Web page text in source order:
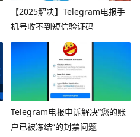
【2025解决】Telegram电报手
机号收不到短信验证码
Telegram电报申诉解决“您的账
户已被冻结”的封禁问题